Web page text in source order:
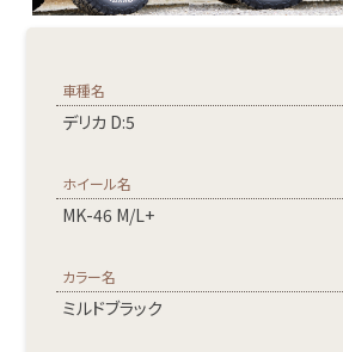
車種名
デリカ D:5
ホイール名
MK-46 M/L+
カラー名
ミルドブラック